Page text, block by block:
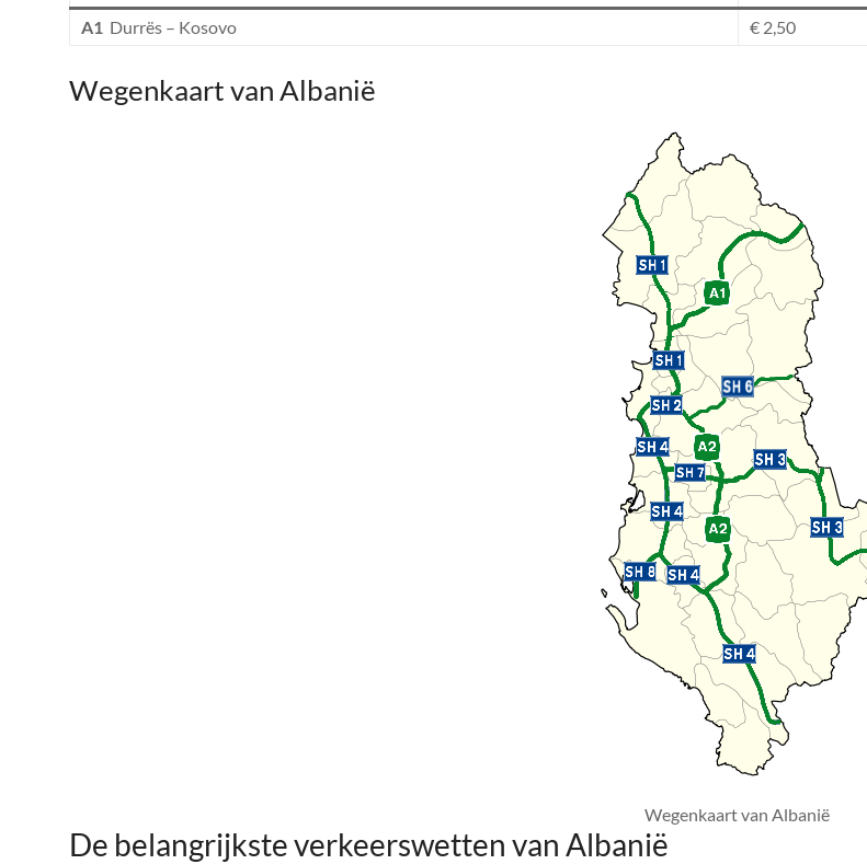
A1 Durrës – Kosovo € 2,50
Wegenkaart van Albanië
Wegenkaart van Albanië
De belangrijkste verkeerswetten van Albanië